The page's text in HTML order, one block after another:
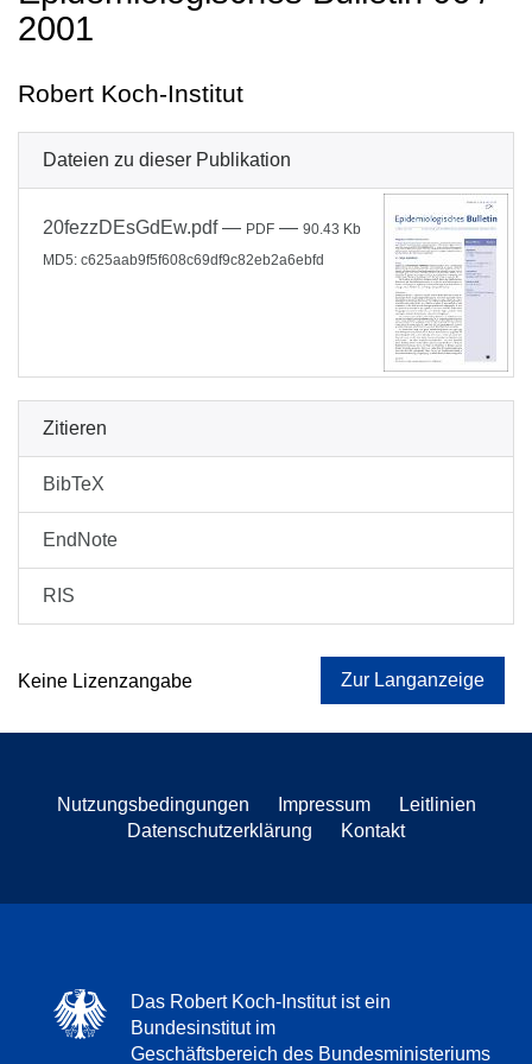
2001
Robert Koch-Institut
Dateien zu dieser Publikation
20fezzDEsGdEw.pdf— PDF — 90.43 Kb
MD5: c625aab9f5f608c69df9c82eb2a6ebfd
Zitieren
BibTeX
EndNote
RIS
Keine Lizenzangabe Zur Langanzeige
Nutzungsbedingungen Impressum
Leitlinien
Datenschutzerklärung
Kontakt
Das Robert Koch-Institut ist ein
Bundesinstitut im
Geschäftsbereich des Bundesministeriums